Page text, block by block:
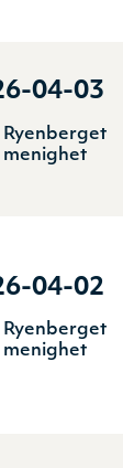
04-03
Ryenberget
menighet
04-02
Ryenberget
menighet